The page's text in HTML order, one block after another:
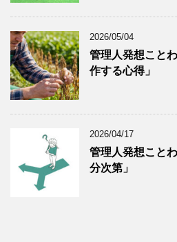
2026/05/04
管理人発想こと
作する心得」
2026/04/17
管理人発想こと
分次第」